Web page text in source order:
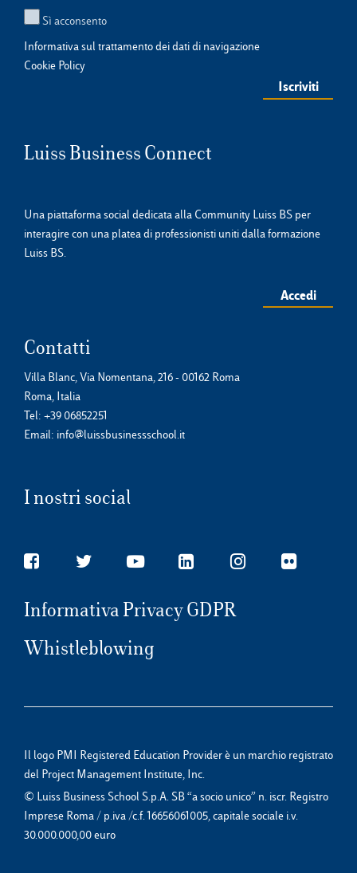
Sì acconsento
Informativa sul trattamento dei dati di navigazione
Cookie Policy
Luiss Business Connect
Una piattaforma social dedicata alla Community Luiss BS per
interagire con una platea di professionisti uniti dalla formazione
Luiss BS.
Accedi
Contatti
Villa Blanc, Via Nomentana, 216 - 00162 Roma
Roma, Italia
Tel: +39 06852251
Email: info@luissbusinessschool.it
I nostri social
Informativa Privacy GDPR
Whistleblowing
Il logo PMI Registered Education Provider è un marchio registrato
del Project Management Institute, Inc.
© Luiss Business School S.p.A. SB “a socio unico” n. iscr. Registro
Imprese Roma / p.iva /c.f. 16656061005, capitale sociale i.v.
30.000.000,00 euro